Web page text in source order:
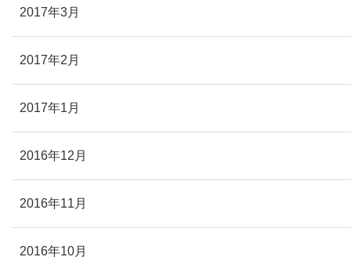
2017年3月
2017年2月
2017年1月
2016年12月
2016年11月
2016年10月